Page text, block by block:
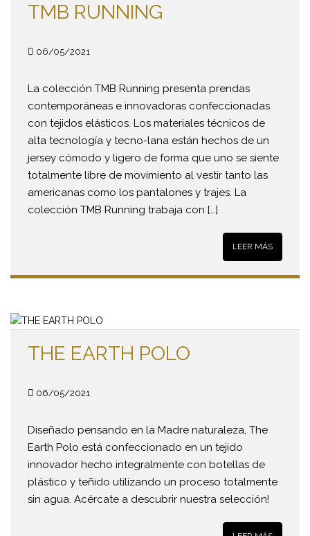
TMB RUNNING
06/05/2021
La colección TMB Running presenta prendas
contemporáneas e innovadoras confeccionadas
con tejidos elásticos. Los materiales técnicos de
alta tecnología y tecno-lana están hechos de un
jersey cómodo y ligero de forma que uno se siente
totalmente libre de movimiento al vestir tanto las
americanas como los pantalones y trajes. La
colección TMB Running trabaja con […]
LEER MÁS
THE EARTH POLO
06/05/2021
Diseñado pensando en la Madre naturaleza, The
Earth Polo está confeccionado en un tejido
innovador hecho integralmente con botellas de
plástico y teñido utilizando un proceso totalmente
sin agua. Acércate a descubrir nuestra selección!